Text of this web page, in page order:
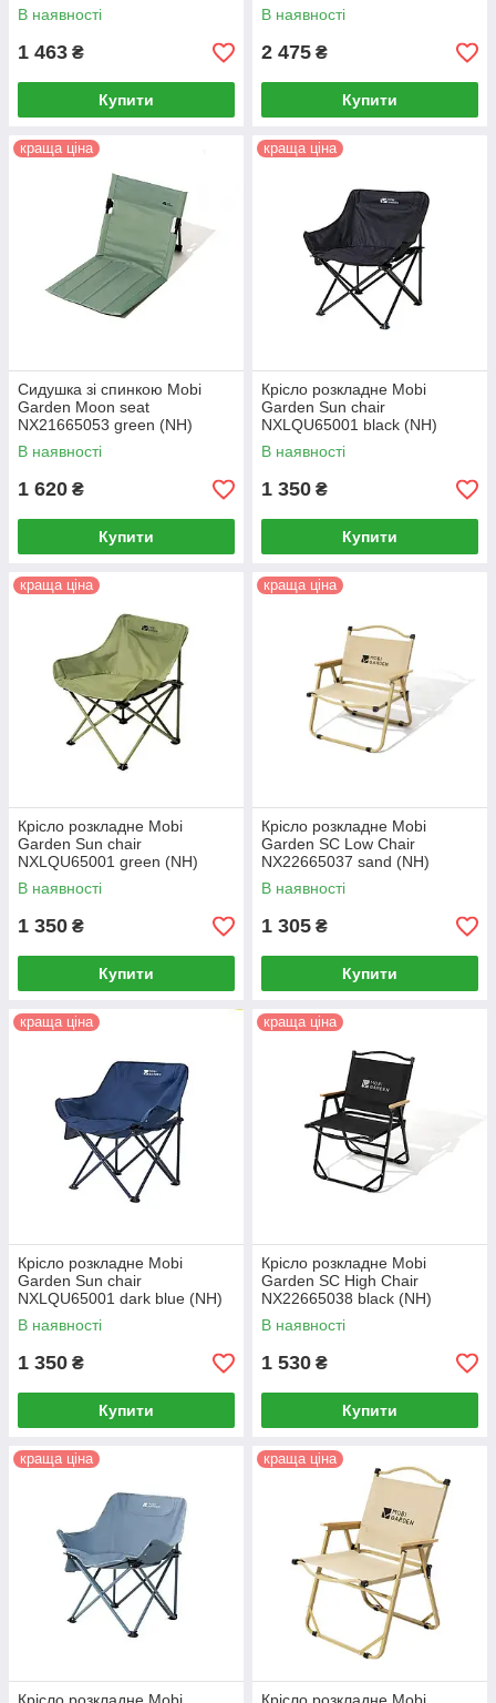
В наявності
1 463 ₴
Купити
В наявності
2 475 ₴
Купити
краща ціна
Сидушка зі спинкою Mobi
Garden Moon seat
NX21665053 green (NH)
В наявності
1 620 ₴
Купити
краща ціна
Крісло розкладне Mobi
Garden Sun chair
NXLQU65001 black (NH)
В наявності
1 350 ₴
Купити
краща ціна
Крісло розкладне Mobi
Garden Sun chair
NXLQU65001 green (NH)
В наявності
1 350 ₴
Купити
краща ціна
Крісло розкладне Mobi
Garden SC Low Chair
NX22665037 sand (NH)
В наявності
1 305 ₴
Купити
краща ціна
Крісло розкладне Mobi
Garden Sun chair
NXLQU65001 dark blue (NH)
В наявності
1 350 ₴
Купити
краща ціна
Крісло розкладне Mobi
Garden SC High Chair
NX22665038 black (NH)
В наявності
1 530 ₴
Купити
краща ціна краща ціна